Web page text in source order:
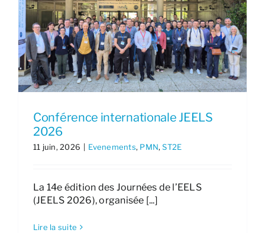
Conférence internationale JEELS
2026
11 juin, 2026 Evenements, PMN,ST2E
La 14e édition des Journées de l’EELS
(JEELS 2026), organisée [...]
Lire la suite